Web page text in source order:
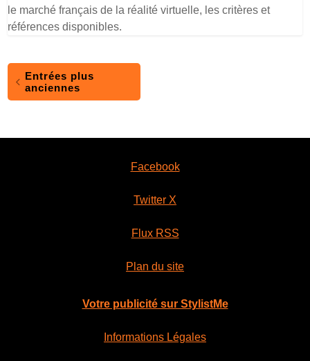
le marché français de la réalité virtuelle, les critères et
références disponibles.
Entrées plus
anciennes
Facebook
Twitter X
Flux RSS
Plan du site
Votre publicité sur StylistMe
Informations Légales